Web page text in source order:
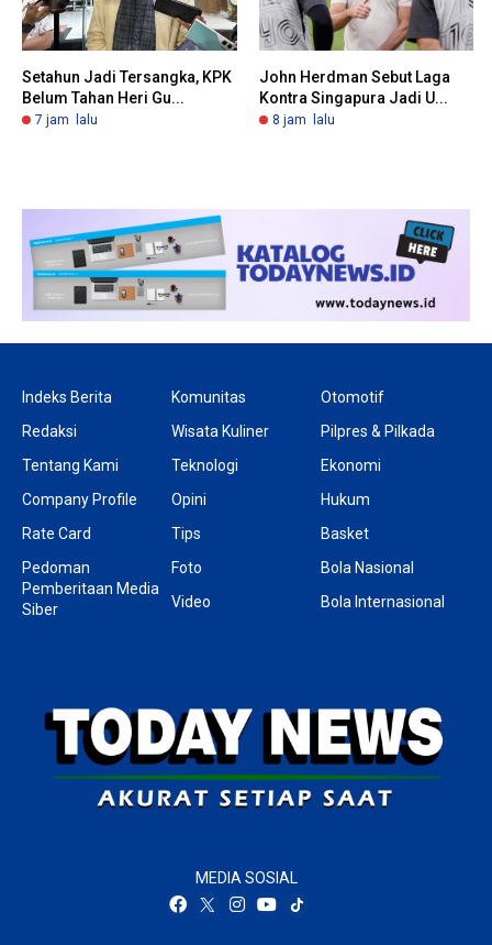
Setahun Jadi Tersangka, KPK
Belum Tahan Heri Gu...
7 jam lalu
John Herdman Sebut Laga
Kontra Singapura Jadi U...
8 jam lalu
Indeks Berita
Redaksi
Tentang Kami
Company Profile
Rate Card
Pedoman
Pemberitaan Media
Siber
Komunitas
Wisata Kuliner
Teknologi
Opini
Tips
Foto
Video
Otomotif
Pilpres & Pilkada
Ekonomi
Hukum
Basket
Bola Nasional
Bola Internasional
MEDIA SOSIAL